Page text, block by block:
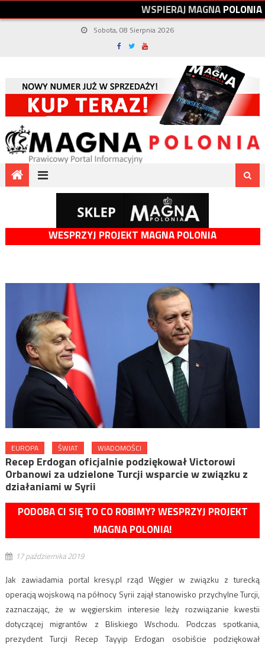
WSPIERAJMAGNAPOLONIA
Sobota, 08 Sierpnia 2026
WESPRZYJ PROJEKT MAGNA POLONIA
EUROPA ŚWIAT WIADOMOŚCI
Recep Erdogan oficjalnie podziękował Victorowi
Orbanowi za udzielone Turcji wsparcie w związku z
działaniami w Syrii
PODOBA CI SIĘ TO CO ROBIMY? WESPRZYJ PROJEKT
MAGNA POLONIA!
17 października 2019
Jak zawiadamia portal kresy.pl rząd Węgier w związku z turecką
operacją wojskową na północy Syrii zajął stanowisko przychylne Turcji,
zaznaczając, że w węgierskim interesie leży rozwiązanie kwestii
dotyczącej migrantów z Bliskiego Wschodu. Podczas spotkania,
prezydent Turcji Recep Tayyip Erdogan osobiście podziękował